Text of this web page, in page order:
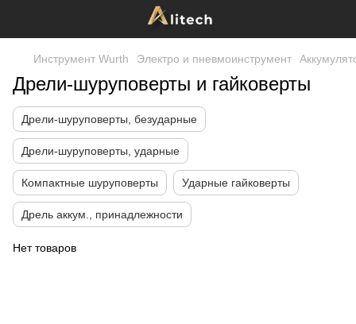
Инструмент Wurth Электро и пневмоинструмент
Дрели-шуруповерты и гайковерты
Дрели-шуруповерты, безударные
Дрели-шуруповерты, ударные
Компактные шуруповерты Ударные гайковерты
Дрель аккум., принадлежности
Нет товаров